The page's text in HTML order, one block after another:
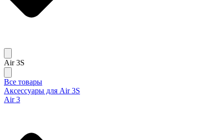
Air 3S
Все товары
Аксессуары для Air 3S
Air 3